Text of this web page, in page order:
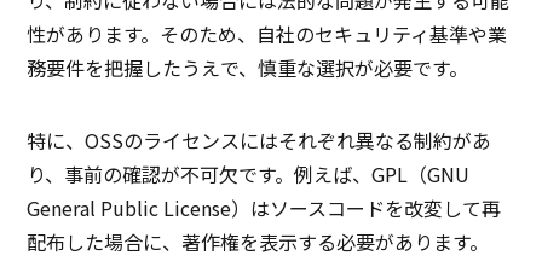
性があります。そのため、自社のセキュリティ基準や業
務要件を把握したうえで、慎重な選択が必要です。
特に、OSSのライセンスにはそれぞれ異なる制約があ
り、事前の確認が不可欠です。例えば、GPL（GNU
General Public License）はソースコードを改変して再
配布した場合に、著作権を表示する必要があります。